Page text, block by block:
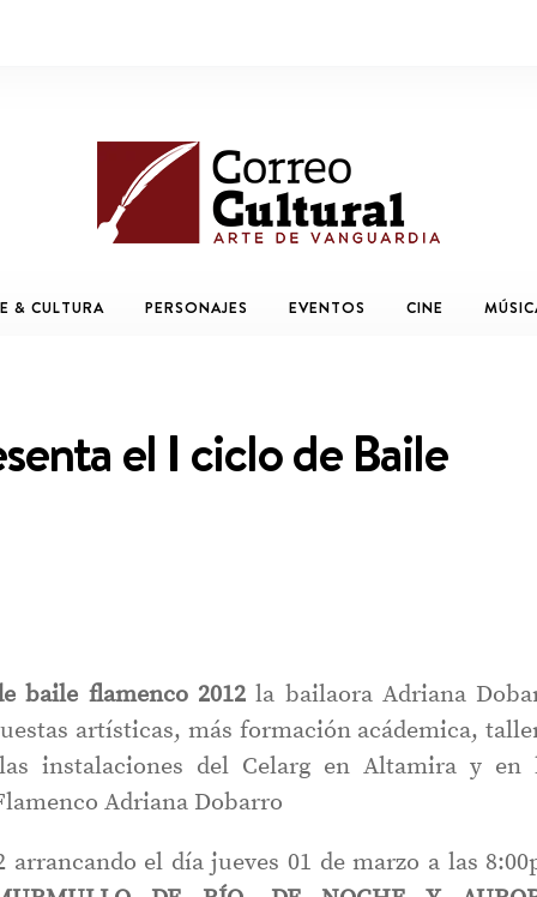
& CULTURA PERSONAJES EVENTOS CINE
el I ciclo de Baile
baile flamenco 2012 la bailaora Adriana
artísticas, más formación acádemica,
instalaciones del Celarg en Altamira y en
Adriana Dobarro
arrancando el día jueves 01 de marzo a las